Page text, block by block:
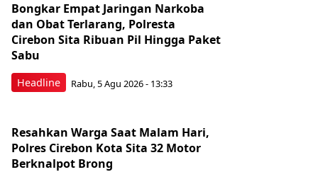
Headline
Bongkar Empat Jaringan Narkoba
dan Obat Terlarang, Polresta
Cirebon Sita Ribuan Pil Hingga Paket
Sabu
Rabu, 5 Agu 2026 - 13:33
Resahkan Warga Saat Malam Hari,
Polres Cirebon Kota Sita 32 Motor
Berknalpot Brong